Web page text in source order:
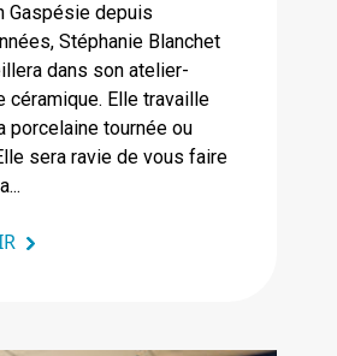
Gaspésie depuis
Stéphanie Blanchet
dans son atelier-
céramique. Elle travaille
porcelaine tournée ou
sera ravie de vous faire